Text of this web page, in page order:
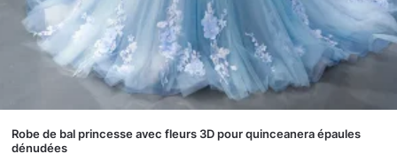
Robe de bal princesse avec fleurs 3D pour quinceanera épaules
dénudées